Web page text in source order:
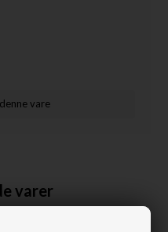
vare
varer